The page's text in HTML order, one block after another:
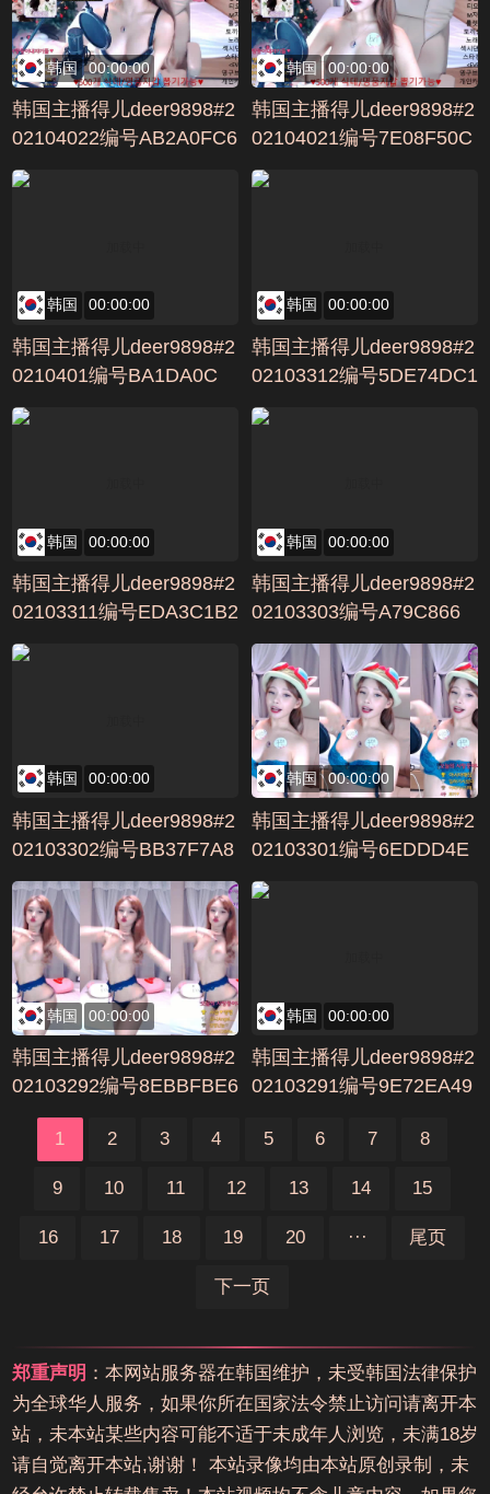
韩国 00:00:00
韩国主播得儿deer9898#2
02104022编号AB2A0FC6
韩国 00:00:00
韩国主播得儿deer9898#2
02104021编号7E08F50C
韩国 00:00:00
韩国主播得儿deer9898#2
0210401编号BA1DA0C
韩国 00:00:00
韩国主播得儿deer9898#2
02103312编号5DE74DC1
韩国 00:00:00
韩国主播得儿deer9898#2
02103311编号EDA3C1B2
韩国 00:00:00
韩国主播得儿deer9898#2
02103303编号A79C866
韩国 00:00:00
韩国主播得儿deer9898#2
02103302编号BB37F7A8
韩国 00:00:00
韩国主播得儿deer9898#2
02103301编号6EDDD4E
8
韩国 00:00:00
韩国主播得儿deer9898#2
02103292编号8EBBFBE6
韩国 00:00:00
韩国主播得儿deer9898#2
02103291编号9E72EA49
1 2 3 4 5 6 7 8
9 10 11 12 13 14 15
16 17 18 19 20 ··· 尾页
下一页
郑重声明 ：本网站服务器在韩国维护，未受韩国法律保护
为全球华人服务，如果你所在国家法令禁止访问请离开本
站，未本站某些内容可能不适于未成年人浏览，未满18岁
请自觉离开本站,谢谢！ 本站录像均由本站原创录制，未